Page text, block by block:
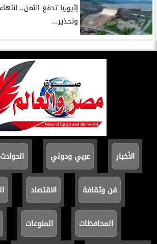
إثيوبيا تدفع الثمن..
وتحذير...
الأخبار عربي ودولي الحوادث
فن وثقافة الاقتصاد
المحافظات المنوعات